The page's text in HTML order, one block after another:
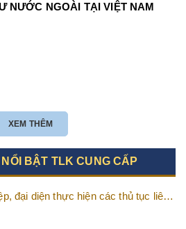
NƯỚC NGOÀI TẠI VIỆT NAM
XEM THÊM
BẬT TLK CUNG CẤP
đại diện thực hiện các thủ tục liên